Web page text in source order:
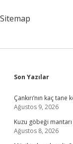
Sitemap
Sidebar
Son Yazılar
Çankırı’nın kaç tane
Ağustos 9, 2026
Kuzu göbeği
Ağustos 8, 2026